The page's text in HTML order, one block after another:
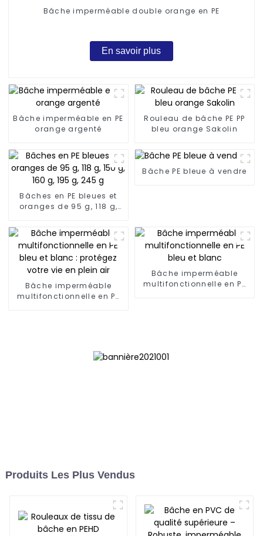
Bâche imperméable double orange en PE
En savoir plus
Bâche imperméable en PE
orange argenté
Rouleau de bâche PE PP
bleu orange Sakolin
Bâches en PE bleues et
oranges de 95 g, 118 g,
Bâche PE bleue à vendre
Bâche imperméable
multifonctionnelle en PE
Bâche imperméable
multifonctionnelle en PE
Produits Les Plus Vendus